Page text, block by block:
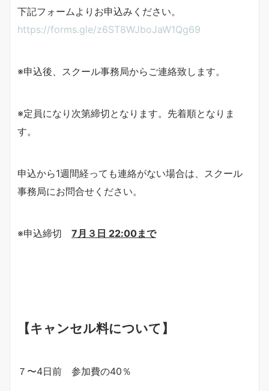
下記フォームよりお申込みください。
https://forms.gle/z6ST8WJboJaW1Qg69
※申込後、スクール事務局からご連絡致します。
※定員になり次第締切となります。先着順となりま
す。
申込から1週間経っても連絡がない場合は、スクール
事務局にお問合せください。
※申込締切 7月３日 22:00まで
【キャンセル料について】
７〜4日前 参加費の40％